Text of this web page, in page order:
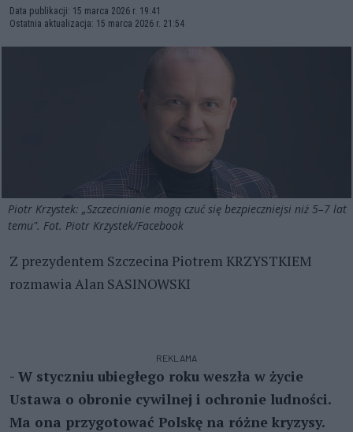
Data publikacji: 15 marca 2026 r. 19:41
Ostatnia aktualizacja: 15 marca 2026 r. 21:54
Piotr Krzystek: „Szczecinianie mogą czuć się bezpieczniejsi niż 5–7 lat
temu". Fot. Piotr Krzystek/Facebook
Z prezydentem Szczecina Piotrem KRZYSTKIEM
rozmawia Alan SASINOWSKI
REKLAMA
- W styczniu ubiegłego roku weszła w życie
Ustawa o obronie cywilnej i ochronie ludności.
Ma ona przygotować Polskę na różne kryzysy.